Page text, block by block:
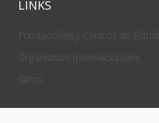
LINKS
Fundaciones y Centros de Estudio
Organismos Internacionales
Otros